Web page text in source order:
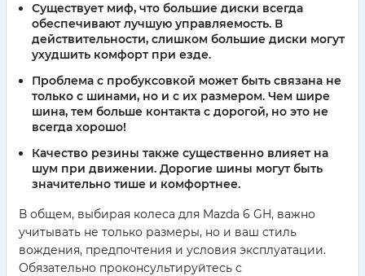
Существует миф, что большие диски всегда
обеспечивают лучшую управляемость. В
действительности, слишком большие диски могут
ухудшить комфорт при езде.
Проблема с пробуксовкой может быть связана не
только с шинами, но и с их размером. Чем шире
шина, тем больше контакта с дорогой, но это не
всегда хорошо!
Качество резины также существенно влияет на
шум при движении. Дорогие шины могут быть
значительно тише и комфортнее.
В общем, выбирая колеса для Mazda 6 GH, важно
учитывать не только размеры, но и ваш стиль
вождения, предпочтения и условия эксплуатации.
Обязательно проконсультируйтесь с